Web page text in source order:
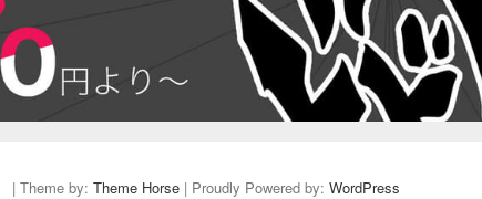
| Theme by: Theme Horse | Proudly Powered by: WordPress